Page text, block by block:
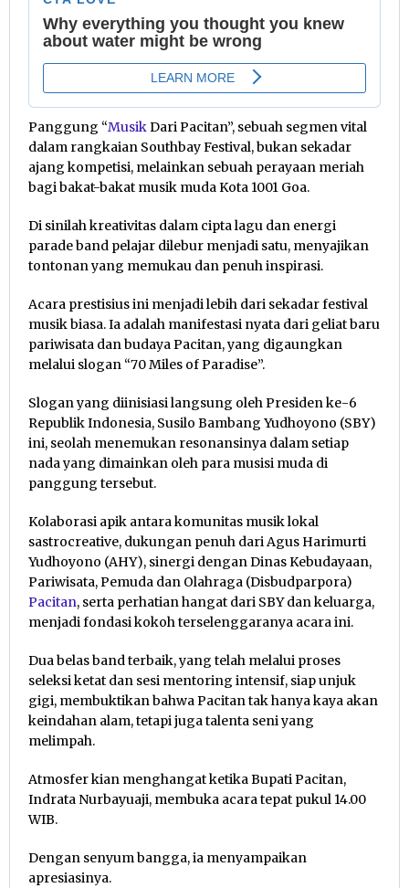
Panggung “MusikDari Pacitan”, sebuah segmen vital
dalam rangkaian Southbay Festival, bukan sekadar
ajang kompetisi, melainkan sebuah perayaan meriah
bagi bakat-bakat musik muda Kota 1001 Goa.
Di sinilah kreativitas dalam cipta lagu dan energi
parade band pelajar dilebur menjadi satu, menyajikan
tontonan yang memukau dan penuh inspirasi.
Acara prestisius ini menjadi lebih dari sekadar festival
musik biasa. Ia adalah manifestasi nyata dari geliat baru
pariwisata dan budaya Pacitan, yang digaungkan
melalui slogan “70 Miles of Paradise”.
Slogan yang diinisiasi langsung oleh Presiden ke-6
Republik Indonesia, Susilo Bambang Yudhoyono (SBY)
ini, seolah menemukan resonansinya dalam setiap
nada yang dimainkan oleh para musisi muda di
panggung tersebut.
Kolaborasi apik antara komunitas musik lokal
sastrocreative, dukungan penuh dari Agus Harimurti
Yudhoyono (AHY), sinergi dengan Dinas Kebudayaan,
Pariwisata, Pemuda dan Olahraga (Disbudparpora)
Pacitan, serta perhatian hangat dari SBY dan keluarga,
menjadi fondasi kokoh terselenggaranya acara ini.
Dua belas band terbaik, yang telah melalui proses
seleksi ketat dan sesi mentoring intensif, siap unjuk
gigi, membuktikan bahwa Pacitan tak hanya kaya akan
keindahan alam, tetapi juga talenta seni yang
melimpah.
Atmosfer kian menghangat ketika Bupati Pacitan,
Indrata Nurbayuaji, membuka acara tepat pukul 14.00
WIB.
Dengan senyum bangga, ia menyampaikan
apresiasinya.